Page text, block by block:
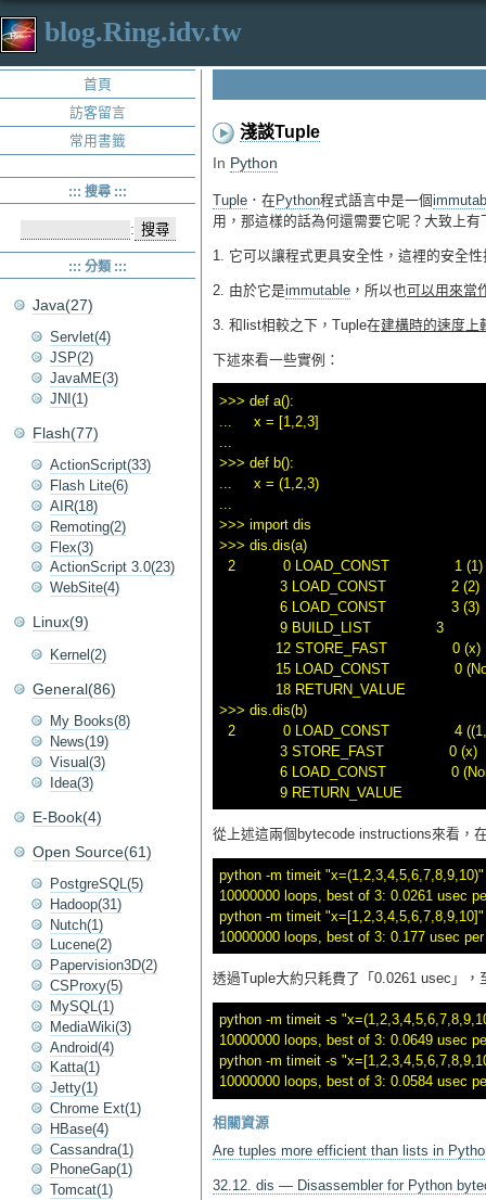
blog.Ring.idv.tw
淺談Tuple
In Python
Tuple ．在 Python程式語言中是一個
用，那這樣的話為何還需要它呢？大致上有
1. 它可以讓程式更具安全性，這裡的安全
2. 由於它是immutable ，所以也可以用來當
3. 和list相較之下，Tuple在建構時的速度上
下述來看一些實例：
>>> def a():
...     x = [1,2,3]
>>> def b():
...     x = (1,2,3)
>>> import dis
>>> dis.dis(a)
  2           0 LOAD_CONST               1 (1)
              3 LOAD_CONST               2 (2)
              6 LOAD_CONST               3 (3)
              9 BUILD_LIST               3
             12 STORE_FAST               0 (x)
15 LOAD_CONST               0
             18 RETURN_VALUE
>>> dis.dis(b)
2           0 LOAD_CONST               4
              3 STORE_FAST               0 (x)
6 LOAD_CONST               0
從上述這兩個bytecode instructions來看，
python -m timeit "x=(1,2,3,4,5,6,7,8,9,10)"
10000000 loops, best of 3: 0.0261 usec
python -m timeit "x=[1,2,3,4,5,6,7,8,9,10]"
透過Tuple大約只耗費了「0.0261 usec」
python -m timeit -s
10000000 loops, best of 3: 0.0649 usec
python -m timeit -s
相關資源
Are tuples more efficient than lists in
32.12. dis — Disassembler for Python
首頁
訪客留言
常用書籤
::: 搜尋 :::
:
::: 分類 :::
Java(27)
Servlet(4)
JSP(2)
JavaME(3)
JNI(1)
Flash(77)
ActionScript(33)
Flash Lite(6)
AIR(18)
Remoting(2)
Flex(3)
ActionScript 3.0(23)
WebSite(4)
Linux(9)
Kernel(2)
General(86)
My Books(8)
News(19)
Visual(3)
Idea(3)
E-Book(4)
Open Source(61)
PostgreSQL(5)
Hadoop(31)
Nutch(1)
Lucene(2)
Papervision3D(2)
CSProxy(5)
MySQL(1)
MediaWiki(3)
Android(4)
Katta(1)
Jetty(1)
Chrome Ext(1)
HBase(4)
Cassandra(1)
PhoneGap(1)
Tomcat(1)